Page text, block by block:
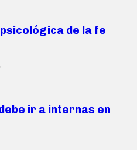
de la fe
ir a internas en